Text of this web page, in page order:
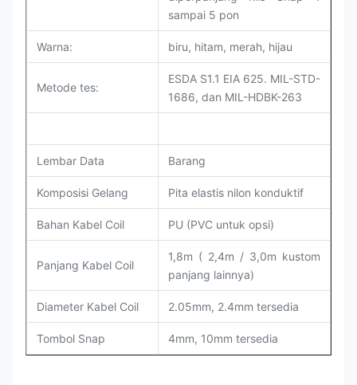
sampai 5 pon
Warna: biru, hitam, merah, hijau
Metode tes:
ESDA S1.1 EIA 625. MIL-STD-
1686, dan MIL-HDBK-263
Lembar Data Barang
Komposisi Gelang Pita elastis nilon konduktif
Bahan Kabel Coil PU (PVC untuk opsi)
Panjang Kabel Coil
1,8m ( 2,4m / 3,0m kustom
panjang lainnya)
Diameter Kabel Coil 2.05mm, 2.4mm tersedia
Tombol Snap 4mm, 10mm tersedia